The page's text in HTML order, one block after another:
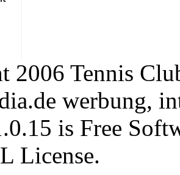
2006 Tennis
werbung,
is Free
License.